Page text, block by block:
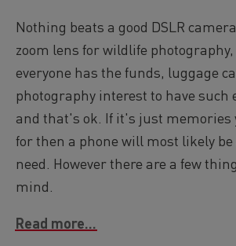
Nothing beats a good DSLR
zoom lens for wildlife
everyone has the funds, luggage
photography interest to have such
and that's ok. If it's just memories
for then a phone will most likely
need. However there are a few
mind.
Read more...